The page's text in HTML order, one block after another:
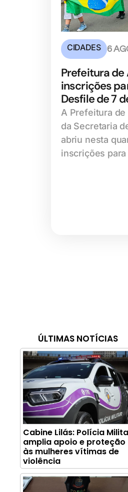
CIDADES 6
Prefeitura
inscrições
Desfile de 7
A Prefeitura
da Secretaria
abriu nesta
inscrições
ÚLTIMAS NOTÍCIAS
Cabine Lilás: Polícia
amplia apoio e proteção
às mulheres vítimas de
violência